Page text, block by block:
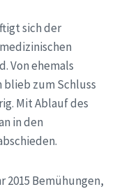
sich der
Von ehemals
zum Schluss
Mit Ablauf des
in den
2015 Bemühungen,